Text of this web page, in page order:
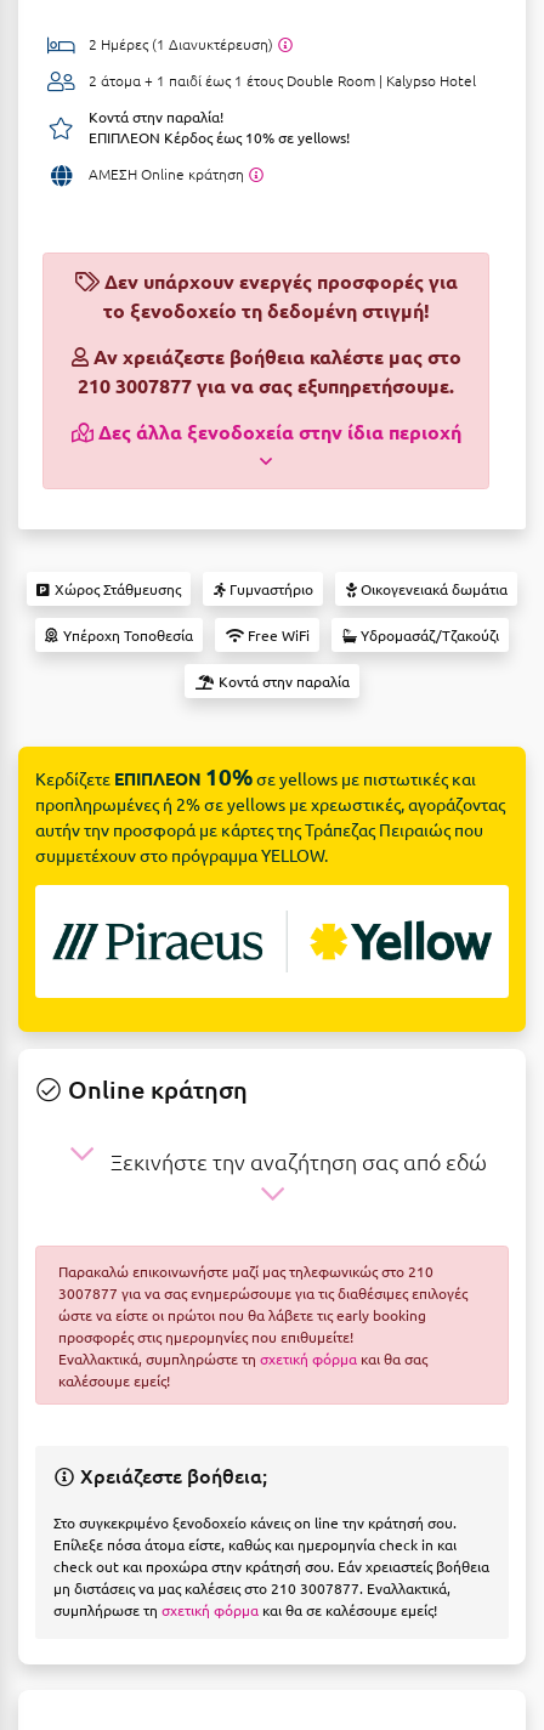
Αριδαία
Αρκαδία
Αρκίτσα
Αρχαία Ολυμπία
Αστυπάλαια
Αττική
Βραχάτι Κορινθίας
Βυτίνα
Γλυφάδα
Γρεβενά
Ε
Ελάτη Αρκαδίας
Ελούντα Κρήτης
Ερέτρια
Ερμιόνη
Εύβοια
Ζαγοροχώρια
Ζάκυνθος
Ξενοδοχεία 3 Αστέρων
Ξενοδοχεία 4 Αστέρων
Ξενοδοχεία 5 Αστέρων
Βίλες
Ενοικιαζόμενα Δωμάτια
Διαμερίσματα
Studios
Δες όλες τις προσφορές
2 Ημέρες (1 Διανυκτέρευση)
2 άτομα + 1 παιδί έως 1 έτους Double Room | Kalypso Hotel
Κοντά στην παραλία!
ΕΠΙΠΛΕΟΝ Κέρδος έως 10% σε yellows!
ΑΜΕΣΗ Online κράτηση
Δεν υπάρχουν ενεργές προσφορές για
το ξενοδοχείο τη δεδομένη στιγμή!
Αν χρειάζεστε βοήθεια καλέστε μας στο
210 3007877 για να σας εξυπηρετήσουμε.
Δες άλλα ξενοδοχεία στην ίδια περιοχή
Χώρος Στάθμευσης Γυμναστήριο Οικογενειακά δωμάτια
Υπέροχη Τοποθεσία Free WiFi Υδρομασάζ/Τζακούζι
Κοντά στην παραλία
Κερδίζετε ΕΠΙΠΛΕΟΝ 10%σε yellows με πιστωτικές και
προπληρωμένες ή 2% σε yellows με χρεωστικές, αγοράζοντας
αυτήν την προσφορά με κάρτες της Τράπεζας Πειραιώς που
συμμετέχουν στο πρόγραμμα YELLOW.
Online κράτηση
Ξεκινήστε την αναζήτηση σας από εδώ
Παρακαλώ επικοινωνήστε μαζί μας τηλεφωνικώς στο 210
3007877 για να σας ενημερώσουμε για τις διαθέσιμες επιλογές
ώστε να είστε οι πρώτοι που θα λάβετε τις early booking
προσφορές στις ημερομηνίες που επιθυμείτε!
Εναλλακτικά, συμπληρώστε τη σχετική φόρμακαι θα σας
καλέσουμε εμείς!
Χρειάζεστε βοήθεια;
Στο συγκεκριμένο ξενοδοχείο κάνεις on line την κράτησή σου.
Επίλεξε πόσα άτομα είστε, καθώς και ημερομηνία check in και
check out και προχώρα στην κράτησή σου. Εάν χρειαστείς βοήθεια
μη διστάσεις να μας καλέσεις στο 210 3007877. Εναλλακτικά,
συμπλήρωσε τη σχετική φόρμα και θα σε καλέσουμε εμείς!